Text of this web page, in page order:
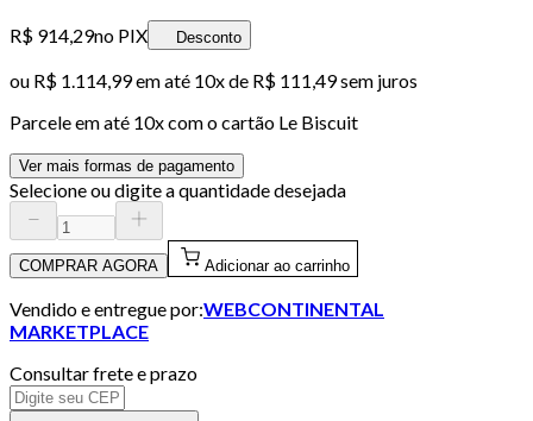
R$ 914,29no PIX Desconto
ou R$ 1.114,99em até 10x de R$ 111,49 sem juros
Parcele em até 10x com o cartão Le Biscuit
Ver mais formas de pagamento
Selecione ou digite a quantidade desejada
COMPRAR AGORA Adicionar ao carrinho
Vendido e entregue por:WEBCONTINENTAL
MARKETPLACE
Consultar frete e prazo